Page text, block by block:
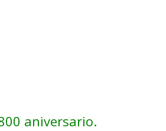
aniversario.